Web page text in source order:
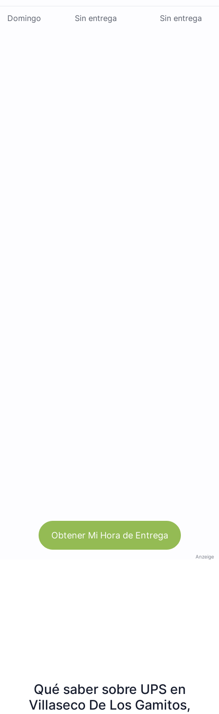
Domingo Sin entrega Sin entrega
Obtener Mi Hora de Entrega
Anzeige
Qué saber sobre UPS en
Villaseco De Los Gamitos,